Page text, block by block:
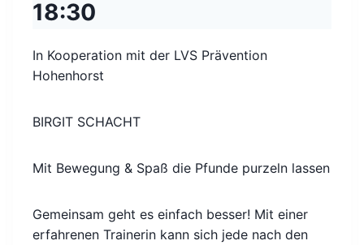
18:30
In Kooperation mit der LVS Prävention
Hohenhorst
BIRGIT SCHACHT
Mit Bewegung & Spaß die Pfunde purzeln lassen
Gemeinsam geht es einfach besser! Mit einer
erfahrenen Trainerin kann sich jede nach den